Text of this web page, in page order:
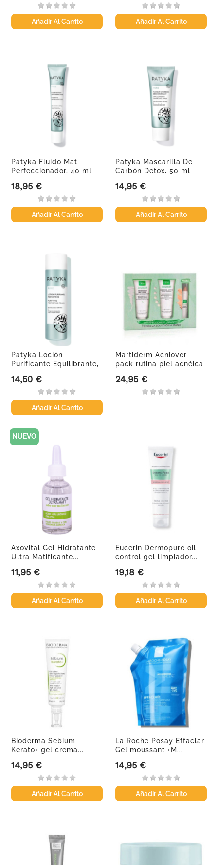
Añadir Al Carrito Añadir Al Carrito
Patyka Fluido Mat
Perfeccionador, 40 ml
Precio
18,95 €
Añadir Al Carrito
Patyka Mascarilla De
Carbón Detox, 50 ml
Precio
14,95 €
Añadir Al Carrito
Patyka Loción
Purificante Equilibrante,
Precio
14,50 €
Añadir Al Carrito
Martiderm Acniover
pack rutina piel acnéica
Precio
24,95 €
Axovital Gel Hidratante
Ultra Matificante...
Precio
11,95 €
Añadir Al Carrito
NUEVO
Eucerin Dermopure oil
control gel limpiador...
Precio
19,18 €
Añadir Al Carrito
Bioderma Sebium
Kerato+ gel crema...
Precio
14,95 €
Añadir Al Carrito
La Roche Posay Effaclar
Gel moussant +M...
Precio
14,95 €
Añadir Al Carrito